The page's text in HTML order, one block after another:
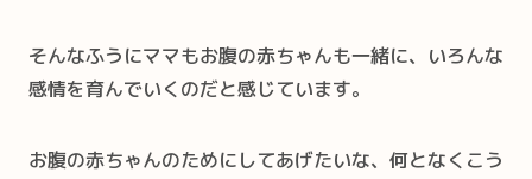
そんなふうにママもお腹の赤ちゃんも一緒に、いろんな
感情を育んでいくのだと感じています。
お腹の赤ちゃんのためにしてあげたいな、何となくこう